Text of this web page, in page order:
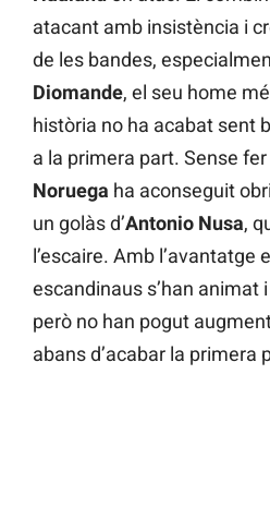
atacant amb insistència i
de les bandes,
Diomande, el seu home
història no ha acabat sent
a la primera part. Sense
Noruega ha aconseguit
un golàs d’Antonio Nusa,
l’escaire. Amb l’avantatge
escandinaus s’han animat
però no han pogut
abans d’acabar la primera